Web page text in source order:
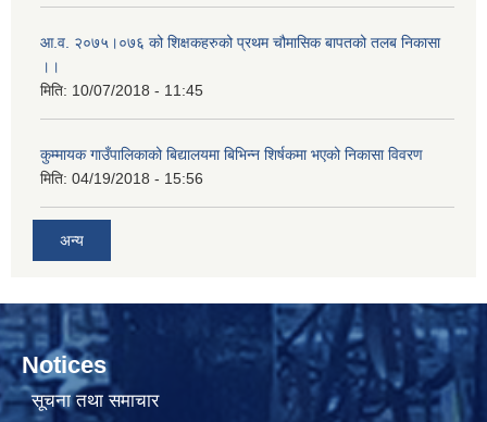
आ.व. २०७५।०७६ को शिक्षकहरुको प्रथम चौमासिक बापतको तलब निकासा
।।
मिति: 10/07/2018 - 11:45
कुम्मायक गाउँपालिकाको बिद्यालयमा बिभिन्न शिर्षकमा भएको निकासा विवरण
मिति: 04/19/2018 - 15:56
अन्य
Notices
सूचना तथा समाचार